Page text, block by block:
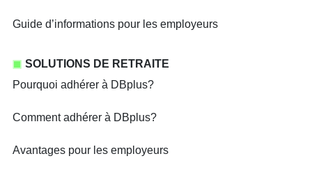
Guide d’informations pour les employeurs
SOLUTIONS DE RETRAITE
Pourquoi adhérer à DBplus?
Comment adhérer à DBplus?
Avantages pour les employeurs